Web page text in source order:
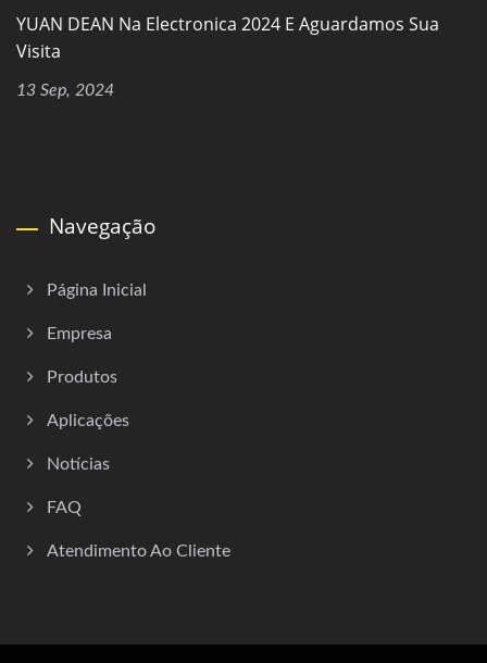
YUAN DEAN Na Electronica 2024 E Aguardamos Sua
Visita
13 Sep, 2024
Navegação
Página Inicial
Empresa
Produtos
Aplicações
Notícias
FAQ
Atendimento Ao Cliente